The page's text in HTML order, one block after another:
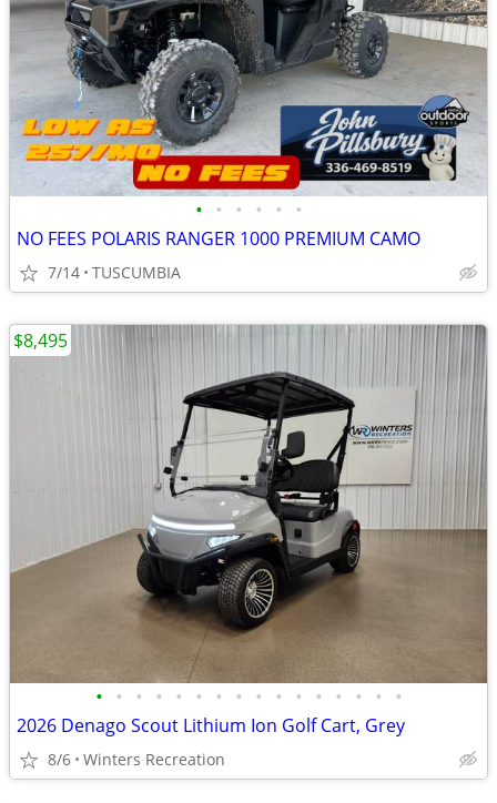
• • • • • •
NO FEES POLARIS RANGER 1000 PREMIUM CAMO
7/14 TUSCUMBIA
• • • • • • • • • • • • • • • •
2026 Denago Scout Lithium Ion Golf Cart, Grey
8/6 Winters Recreation
$8,495